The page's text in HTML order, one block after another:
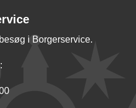
i Borgerservice.